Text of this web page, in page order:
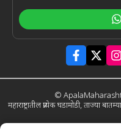
©
महाराष्ट्रातील प्रत्येक घडामोडी, ताज्या